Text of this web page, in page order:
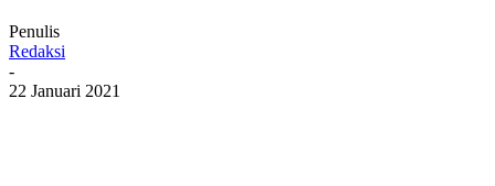
Penulis
Redaksi
-
22 Januari 2021